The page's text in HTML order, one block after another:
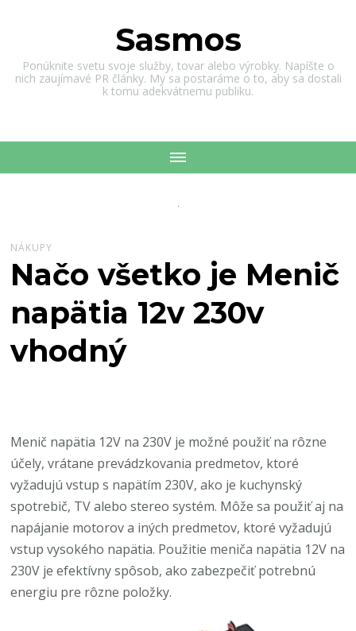
Sasmos
Ponúknite svetu svoje služby, tovar alebo výrobky. Napíšte o
nich zaujímavé PR články. My sa postaráme o to, aby sa dostali
k tomu adekvátnemu publiku.
NÁKUPY
Načo všetko je Menič
napätia 12v 230v
vhodný
Menič napätia 12V na 230V je možné použiť na rôzne
účely, vrátane prevádzkovania predmetov, ktoré
vyžadujú vstup s napätím 230V, ako je kuchynský
spotrebič, TV alebo stereo systém. Môže sa použiť aj na
napájanie motorov a iných predmetov, ktoré vyžadujú
vstup vysokého napätia. Použitie meniča napätia 12V na
230V je efektívny spôsob, ako zabezpečiť potrebnú
energiu pre rôzne položky.